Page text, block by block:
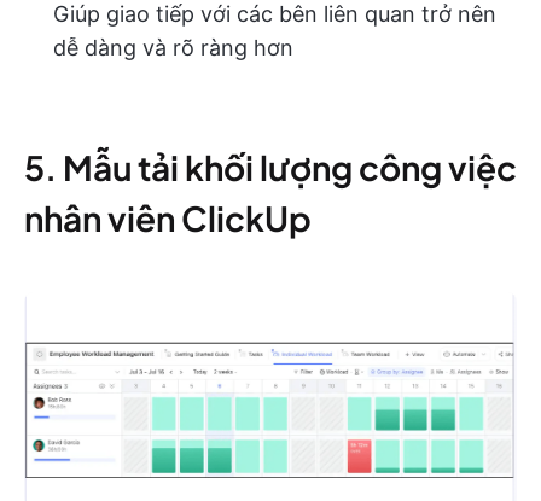
Giúp giao tiếp với các bên liên quan trở nên
dễ dàng và rõ ràng hơn
5. Mẫu tải khối lượng công việc
nhân viên ClickUp